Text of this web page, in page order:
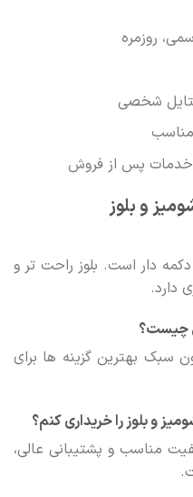
روزمره
شخصی
خدمات پس از فروش
و بلوز
دار است. بلوز راحت تر و
دارد.
چیست؟
سبک بهترین گزینه ها برای
و بلوز را خریداری کنم؟
مناسب و پشتیبانی عالی،